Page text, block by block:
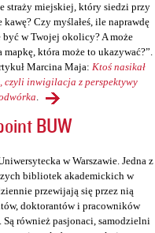
straży miejskiej, który siedzi przy
Czy myślałeś, ile naprawdę
być w Twojej okolicy? A może
mapkę, która może to ukazywać?”.
Marcina Maja: Ktoś nasikał
czyli inwigilacja z perspektywy
.
BUW
w Warszawie. Jedna z
bibliotek akademickich w
przewijają się przez nią
doktorantów i pracowników
Są również pasjonaci, samodzielni